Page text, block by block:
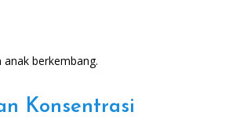
berkembang.
Konsentrasi